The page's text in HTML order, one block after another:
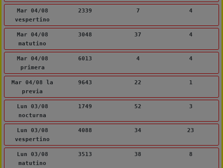
Mar 04/08
vespertino
2339 7 4
Mar 04/08
matutino
3048 37 4
Mar 04/08
primera
6013 4 4
Mar 04/08 la
previa
9643 22 1
Lun 03/08
nocturna
1749 52 3
Lun 03/08
vespertino
4088 34 23
Lun 03/08
matutino
3513 38 8